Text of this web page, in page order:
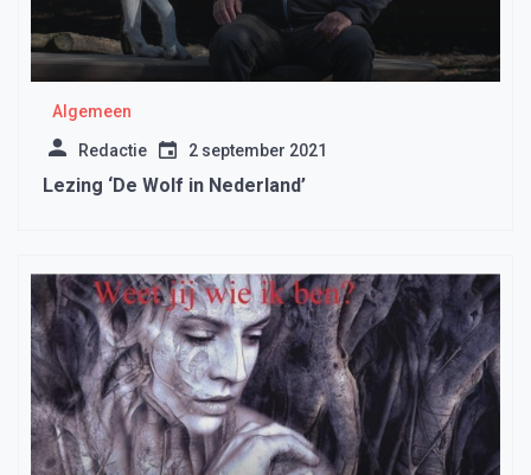
Algemeen
Redactie 2 september 2021
Lezing ‘De Wolf in Nederland’